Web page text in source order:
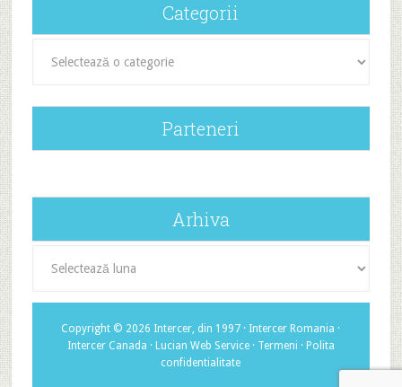
Categorii
Parteneri
Arhiva
Copyright © 2026 Intercer, din 1997 · Intercer Romania ·
Intercer Canada · Lucian Web Service· Termeni · Polita
confidentialitate